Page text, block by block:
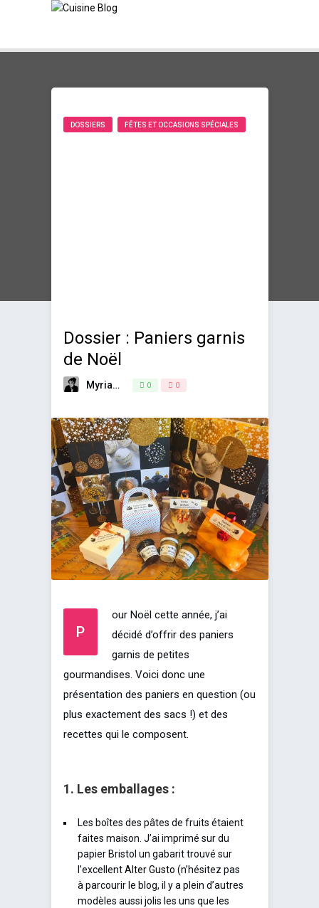
DOSSIERS FÊTES ET OCCASIONS SPÉCIALES
Dossier : Paniers garnis
de Noël
Myriam 21 décembre 2018
0 0
P
our Noël cette année, j’ai
décidé d’offrir des paniers
garnis de petites
gourmandises. Voici donc une
présentation des paniers en question (ou
plus exactement des sacs !) et des
recettes qui le composent.
1. Les emballages :
Les boîtes des pâtes de fruits étaient
faites maison. J’ai imprimé sur du
papier Bristol un gabarit trouvé sur
l’excellentAlter Gusto (n’hésitez pas
à parcourir le blog, il y a plein d’autres
modèles aussi jolis les uns que les